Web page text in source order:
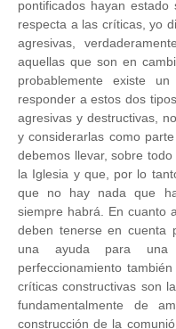
pontificados hayan
respecta a las críticas, yo
agresivas,
aquellas que son en
probablemente existe
responder a estos dos
agresivas y destructivas,
y considerarlas como
debemos llevar, sobre
la Iglesia y que, por lo
que no hay nada que
siempre habrá. En cuanto
deben tenerse en cuenta
una ayuda para
perfeccionamiento
críticas constructivas son
fundamentalmente de
construcción de la